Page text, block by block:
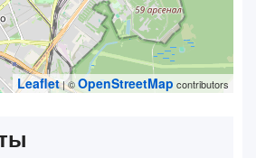
Leaflet| ©OpenStreetMap contributors